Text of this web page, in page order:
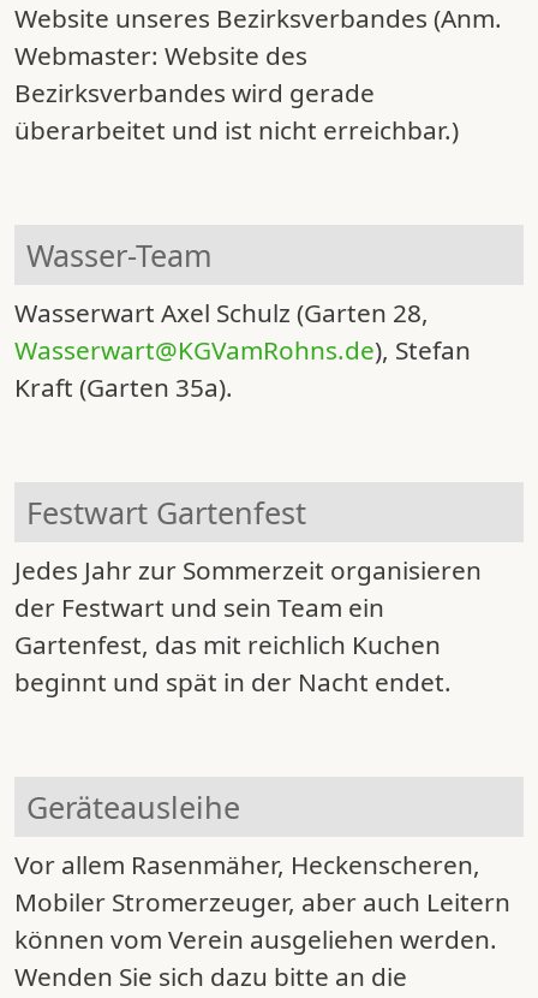
Website unseres Bezirksverbandes (Anm.
Webmaster: Website des
Bezirksverbandes wird gerade
überarbeitet und ist nicht erreichbar.)
Wasser-Team
Wasserwart Axel Schulz (Garten 28,
Wasserwart@KGVamRohns.de), Stefan
Kraft (Garten 35a).
Festwart Gartenfest
Jedes Jahr zur Sommerzeit organisieren
der Festwart und sein Team ein
Gartenfest, das mit reichlich Kuchen
beginnt und spät in der Nacht endet.
Geräteausleihe
Vor allem Rasenmäher, Heckenscheren,
Mobiler Stromerzeuger, aber auch Leitern
können vom Verein ausgeliehen werden.
Wenden Sie sich dazu bitte an die